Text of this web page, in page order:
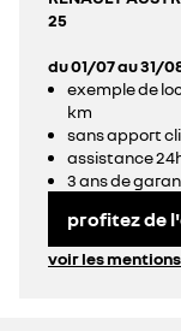
25
du 01/07 au 31/
exemple de
km
sans apport
assistance
3 ans de
profitez de
voir les